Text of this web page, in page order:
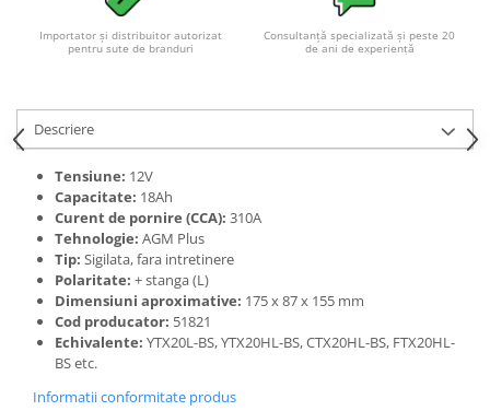
Importator și distribuitor autorizat
pentru sute de branduri
Consultanță specializată și peste 20
de ani de experiență
Descriere
Tensiune: 12V
Capacitate: 18Ah
Curent de pornire (CCA): 310A
Tehnologie: AGM Plus
Tip: Sigilata, fara intretinere
Polaritate: + stanga (L)
Dimensiuni aproximative: 175 x 87 x 155 mm
Cod producator: 51821
Echivalente: YTX20L-BS, YTX20HL-BS, CTX20HL-BS, FTX20HL-
BS etc.
Informatii conformitate produs